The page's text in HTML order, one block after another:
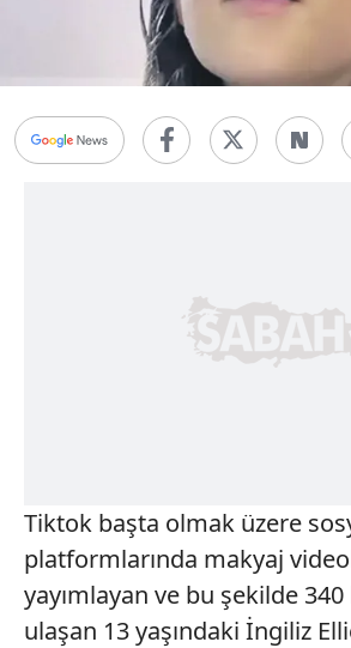
Tiktok başta olmak üzere
platformlarında makyaj
yayımlayan ve bu şekilde
ulaşan 13 yaşındaki İngiliz